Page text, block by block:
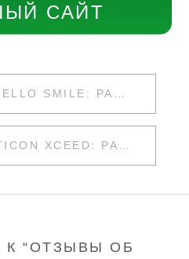
САЙТ
РАЗВОД ИЛИ НЕТ
“ ОТЗЫВЫ ОБ